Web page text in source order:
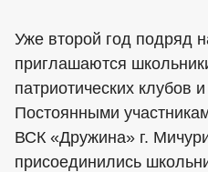
Уже второй год подряд
приглашаются
патриотических клубов
Постоянными
ВСК «Дружина» г.
присоединились